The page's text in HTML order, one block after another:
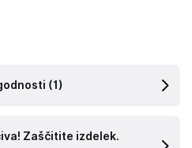
(1)
Zaščitite izdelek.